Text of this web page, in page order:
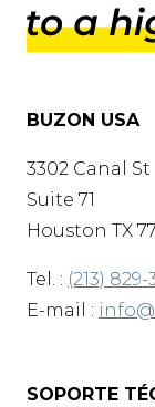
BUZON USA
3302 Canal St
Suite 71
Houston TX
Tel. : (213)
E-mail :
SOPORTE